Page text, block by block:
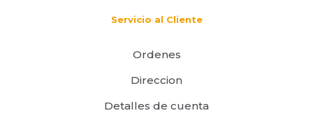
Servicio al Cliente
Ordenes
Direccion
Detalles de cuenta